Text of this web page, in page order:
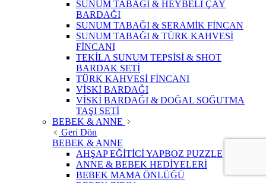
SUNUM TABAĞI & HEYBELİ ÇAY
BARDAĞI
SUNUM TABAĞI & SERAMİK FİNCAN
SUNUM TABAĞI & TÜRK KAHVESİ
FİNCANI
TEKİLA SUNUM TEPSİSİ & SHOT
BARDAK SETİ
TÜRK KAHVESİ FİNCANI
VİSKİ BARDAĞI
VİSKİ BARDAĞI & DOĞAL SOĞUTMA
TAŞI SETİ
BEBEK & ANNE
Geri Dön
BEBEK & ANNE
AHŞAP EĞİTİCİ YAPBOZ PUZZLE
ANNE & BEBEK HEDİYELERİ
BEBEK MAMA ÖNLÜĞÜ